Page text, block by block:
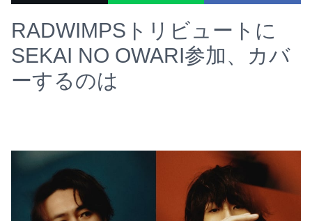
RADWIMPSトリビュートに
SEKAI NO OWARI参加、カバ
ーするのは